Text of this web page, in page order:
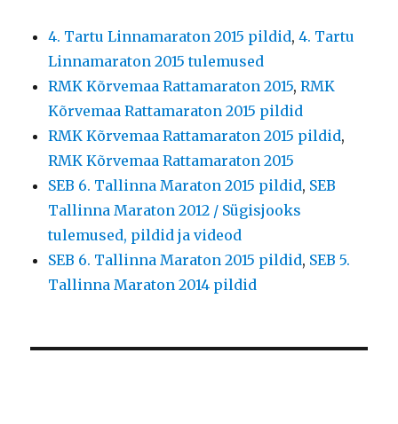
4. Tartu Linnamaraton 2015 pildid,4. Tartu
Linnamaraton 2015 tulemused
RMK Kõrvemaa Rattamaraton 2015,RMK
Kõrvemaa Rattamaraton 2015 pildid
RMK Kõrvemaa Rattamaraton 2015 pildid,
RMK Kõrvemaa Rattamaraton 2015
SEB 6. Tallinna Maraton 2015 pildid, SEB
Tallinna Maraton 2012 / Sügisjooks
tulemused, pildid ja videod
SEB 6. Tallinna Maraton 2015 pildid, SEB 5.
Tallinna Maraton 2014 pildid